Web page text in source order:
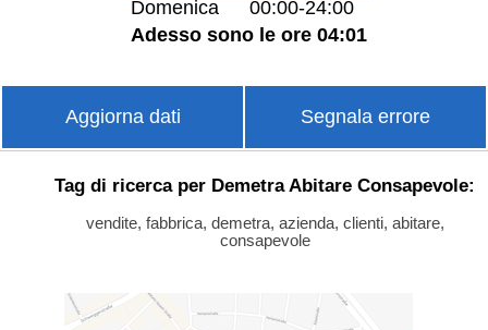
Domenica
00:00-24:00
Adesso sono le ore 04:01
Aggiorna dati Segnala errore
Tag di ricerca per Demetra Abitare Consapevole:
vendite, fabbrica, demetra, azienda, clienti, abitare,
consapevole